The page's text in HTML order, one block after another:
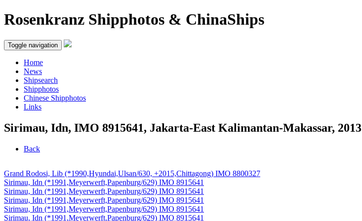
Rosenkranz Shipphotos & ChinaShips
Toggle navigation
Home
News
Shipsearch
Shipphotos
Chinese Shipphotos
Links
Sirimau, Idn, IMO 8915641, Jakarta-East Kalimantan-Makassar, 2013
Back
Grand Rodosi, Lib (*1990,Hyundai,Ulsan/630, +2015,Chittagong) IMO 8800327
Sirimau, Idn (*1991,Meyerwerft,Papenburg/629) IMO 8915641
Sirimau, Idn (*1991,Meyerwerft,Papenburg/629) IMO 8915641
Sirimau, Idn (*1991,Meyerwerft,Papenburg/629) IMO 8915641
Sirimau, Idn (*1991,Meyerwerft,Papenburg/629) IMO 8915641
Sirimau, Idn (*1991,Meyerwerft,Papenburg/629) IMO 8915641